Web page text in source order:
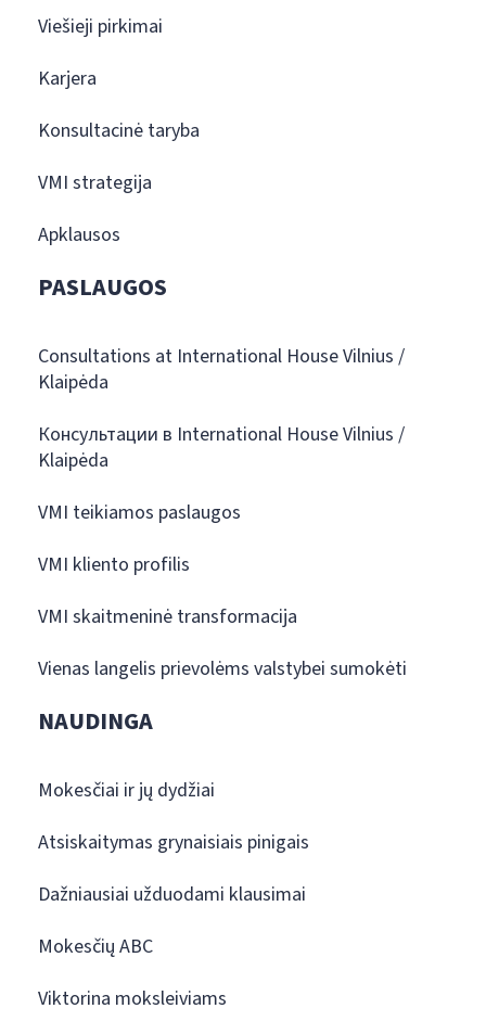
Viešieji pirkimai
Karjera
Konsultacinė taryba
VMI strategija
Apklausos
PASLAUGOS
Consultations at International House Vilnius /
Klaipėda
Консультации в International House Vilnius /
Klaipėda
VMI teikiamos paslaugos
VMI kliento profilis
VMI skaitmeninė transformacija
Vienas langelis prievolėms valstybei sumokėti
NAUDINGA
Mokesčiai ir jų dydžiai
Atsiskaitymas grynaisiais pinigais
Dažniausiai užduodami klausimai
Mokesčių ABC
Viktorina moksleiviams